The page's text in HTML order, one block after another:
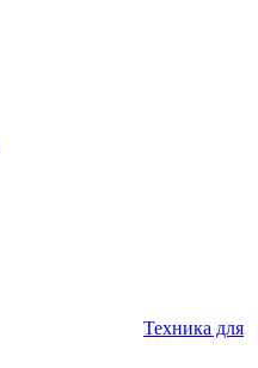
Техника для